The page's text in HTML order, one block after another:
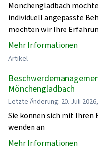
Mönchengladbach
individuell angepasste
möchten wir Ihre
Mehr Informationen
Artikel
Mönchengladbach
Letzte Änderung: 20. Juli
Sie können sich mit Ihren
wenden an
Mehr Informationen